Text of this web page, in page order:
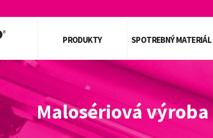
PRODUKTY SPOTREBNÝ MATERIÁL
Malosériová